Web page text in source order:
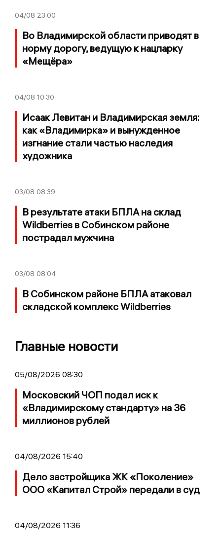
04/08 23:00
Во Владимирской области приводят в
норму дорогу, ведущую к нацпарку
«Мещёра»
04/08 10:30
Исаак Левитан и Владимирская земля:
как «Владимирка» и вынужденное
изгнание стали частью наследия
художника
03/08 08:39
В результате атаки БПЛА на склад
Wildberries в Собинском районе
пострадал мужчина
03/08 08:04
В Собинском районе БПЛА атаковал
складской комплекс Wildberries
Главные новости
05/08/2026 08:30
Московский ЧОП подал иск к
«Владимирскому стандарту» на 36
миллионов рублей
04/08/2026 15:40
Дело застройщика ЖК «Поколение»
ООО «Капитал Строй» передали в суд
04/08/2026 11:36